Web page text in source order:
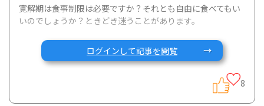
寛解期は食事制限は必要ですか？それとも自由に食べてもい
いのでしょうか？ときどき迷うことがあります。
ログインして記事を閲覧
8